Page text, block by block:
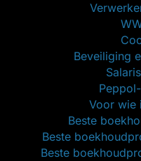
Beveiliging
Peppol-
Voor wie
Beste
Beste
Beste